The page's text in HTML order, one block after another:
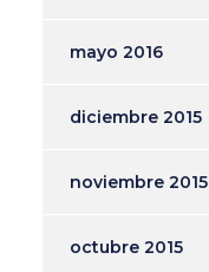
mayo 2016
diciembre 2015
noviembre 2015
octubre 2015